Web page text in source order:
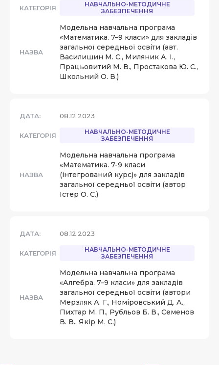
КАТЕГОРІЯ
НАВЧАЛЬНО-МЕТОДИЧНЕ
ЗАБЕЗПЕЧЕННЯ
НАЗВА
Модельна навчальна програма
«Математика. 7–9 класи» для закладів
загальної середньої освіти (авт.
Василишин М. С., Миляник А. І.,
Працьовитий М. В., Простакова Ю. С.,
Школьний О. В.)
ДАТА: 08.12.2023
КАТЕГОРІЯ
НАВЧАЛЬНО-МЕТОДИЧНЕ
ЗАБЕЗПЕЧЕННЯ
НАЗВА
Модельна навчальна програма
«Математика. 7-9 класи
(інтегрований курс)» для закладів
загальної середньої освіти (автор
Істер О. С.)
ДАТА: 08.12.2023
КАТЕГОРІЯ
НАВЧАЛЬНО-МЕТОДИЧНЕ
ЗАБЕЗПЕЧЕННЯ
НАЗВА
Модельна навчальна програма
«Алгебра. 7–9 класи» для закладів
загальної середньої освіти (автори
Мерзляк А. Г., Номіровський Д. А.,
Пихтар М. П., Рубльов Б. В., Семенов
В. В., Якір М. С.)